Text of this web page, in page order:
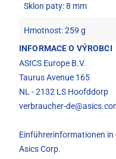
Sklon paty: 8 mm
Hmotnost: 259 g
INFORMACE O VÝROBCI
ASICS Europe B.V.
Taurus Avenue 165
NL - 2132 LS Hoofddorp
verbraucher-
Einführerinformationen in
Asics Corp.